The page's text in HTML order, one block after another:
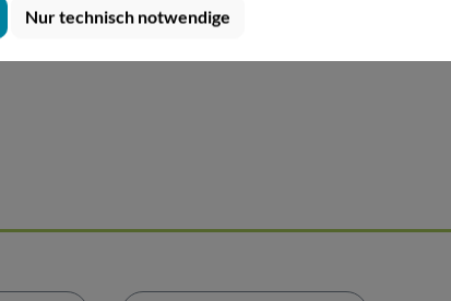
Nur technisch notwendige